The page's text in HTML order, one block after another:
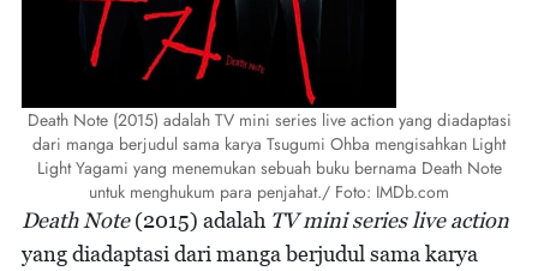
Death Note (2015) adalah TV mini series live action yang diadaptasi
dari manga berjudul sama karya Tsugumi Ohba mengisahkan Light
Light Yagami yang menemukan sebuah buku bernama Death Note
untuk menghukum para penjahat./ Foto: IMDb.com
Death Note(2015) adalah TV mini series live action
yang diadaptasi dari manga berjudul sama karya